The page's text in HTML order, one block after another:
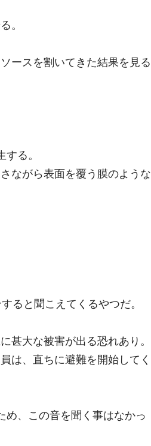
。
ースを割いてきた結果を見る
る。
ながら表面を覆う膜のような
ると聞こえてくるやつだ。
甚大な被害が出る恐れあり。
は、直ちに避難を開始してく
め、この音を聞く事はなかっ